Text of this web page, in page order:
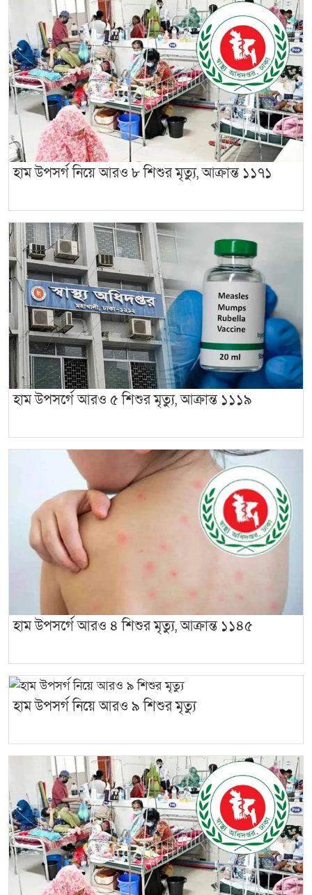
হাম উপসর্গ নিয়ে আরও ৮ শিশুর মৃত্যু, আক্রান্ত ১১৭১
হাম উপসর্গে আরও ৫ শিশুর মৃত্যু, আক্রান্ত ১১১৯
হাম উপসর্গে আরও ৪ শিশুর মৃত্যু, আক্রান্ত ১১৪৫
হাম উপসর্গ নিয়ে আরও ৯ শিশুর মৃত্যু